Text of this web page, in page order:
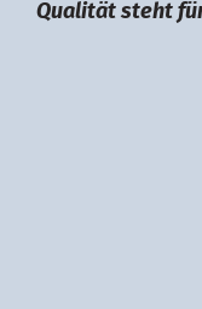
Qualität steht